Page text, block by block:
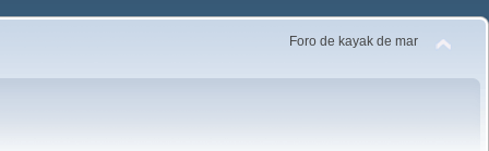
Foro de kayak de mar